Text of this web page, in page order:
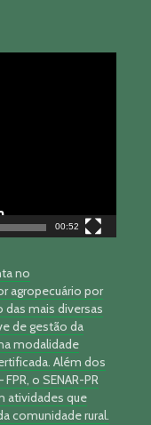
00:52
no
agropecuário por
mais diversas
de gestão da
modalidade
Além dos
o SENAR-PR
atividades que
comunidade rural.